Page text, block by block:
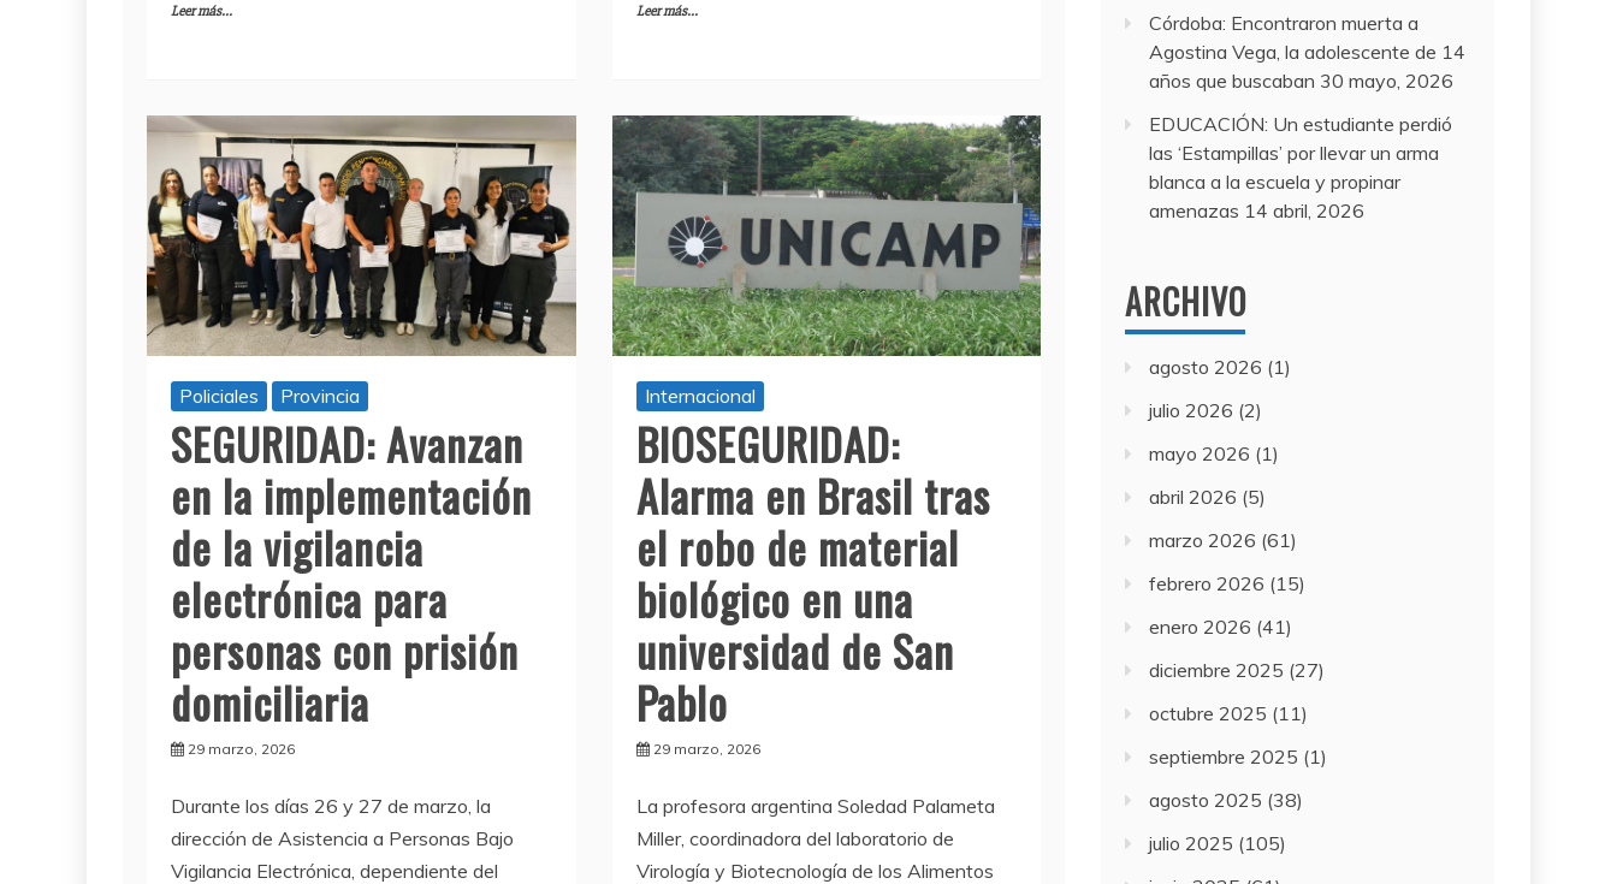
Leer más... Leer más...
Policiales Provincia
SEGURIDAD: Avanzan
en la implementación
de la vigilancia
electrónica para
personas con prisión
domiciliaria
29 marzo, 2026
Durante los días 26 y 27 de marzo, la
dirección de Asistencia a Personas Bajo
Vigilancia Electrónica, dependiente del
Internacional
BIOSEGURIDAD:
Alarma en Brasil tras
el robo de material
biológico en una
universidad de San
Pablo
29 marzo, 2026
La profesora argentina Soledad Palameta
Miller, coordinadora del laboratorio de
Virología y Biotecnología de los Alimentos
Córdoba: Encontraron muerta a
Agostina Vega, la adolescente de 14
años que buscaban 30 mayo, 2026
EDUCACIÓN: Un estudiante perdió
las ‘Estampillas’ por llevar un arma
blanca a la escuela y propinar
amenazas 14 abril, 2026
ARCHIVO
agosto 2026 (1)
julio 2026 (2)
mayo 2026 (1)
abril 2026 (5)
marzo 2026 (61)
febrero 2026 (15)
enero 2026 (41)
diciembre 2025 (27)
octubre 2025 (11)
septiembre 2025 (1)
agosto 2025 (38)
julio 2025 (105)